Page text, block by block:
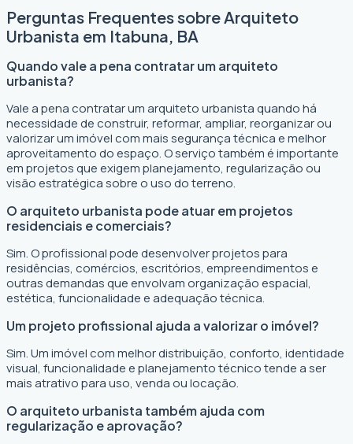
Perguntas Frequentes sobre Arquiteto
Urbanista em Itabuna, BA
Quando vale a pena contratar um arquiteto
urbanista?
Vale a pena contratar um arquiteto urbanista quando há
necessidade de construir, reformar, ampliar, reorganizar ou
valorizar um imóvel com mais segurança técnica e melhor
aproveitamento do espaço. O serviço também é importante
em projetos que exigem planejamento, regularização ou
visão estratégica sobre o uso do terreno.
O arquiteto urbanista pode atuar em projetos
residenciais e comerciais?
Sim. O profissional pode desenvolver projetos para
residências, comércios, escritórios, empreendimentos e
outras demandas que envolvam organização espacial,
estética, funcionalidade e adequação técnica.
Um projeto profissional ajuda a valorizar o imóvel?
Sim. Um imóvel com melhor distribuição, conforto, identidade
visual, funcionalidade e planejamento técnico tende a ser
mais atrativo para uso, venda ou locação.
O arquiteto urbanista também ajuda com
regularização e aprovação?